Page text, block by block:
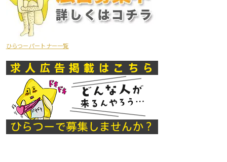
ひらつーパートナー一覧